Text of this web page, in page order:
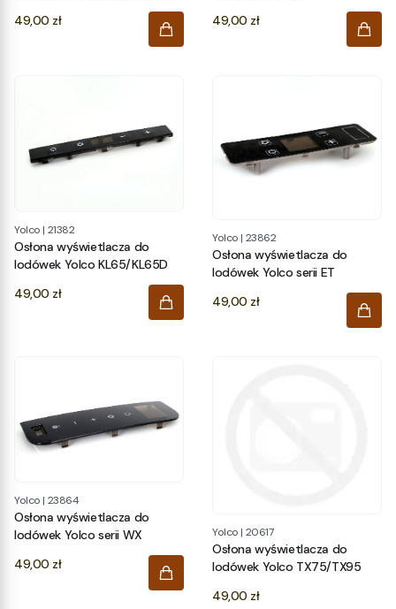
Cena
49,00 zł Cena
49,00 zł
Yolco | 21382
Osłona wyświetlacza do
lodówek Yolco KL65/KL65D
Cena
49,00 zł
Yolco | 23862
Osłona wyświetlacza do
lodówek Yolco serii ET
Cena
49,00 zł
Yolco | 23864
Osłona wyświetlacza do
lodówek Yolco serii WX
Cena
49,00 zł
Yolco | 20617
Osłona wyświetlacza do
lodówek Yolco TX75/TX95
Cena
49,00 zł